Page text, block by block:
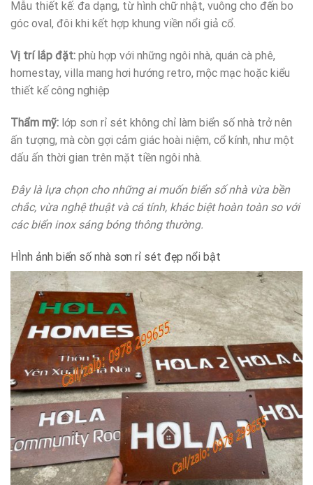
Mẫu thiết kế: đa dạng, từ hình chữ nhật, vuông cho đến bo
góc oval, đôi khi kết hợp khung viền nổi giả cổ.
Vị trí lắp đặt: phù hợp với những ngôi nhà, quán cà phê,
homestay, villa mang hơi hướng retro, mộc mạc hoặc kiểu
thiết kế công nghiệp
Thẩm mỹ: lớp sơn rỉ sét không chỉ làm biển số nhà trở nên
ấn tượng, mà còn gợi cảm giác hoài niệm, cổ kính, như một
dấu ấn thời gian trên mặt tiền ngôi nhà.
Đây là lựa chọn cho những ai muốn biển số nhà vừa bền
chắc, vừa nghệ thuật và cá tính, khác biệt hoàn toàn so với
các biển inox sáng bóng thông thường.
HÌnh ảnh biển số nhà sơn rỉ sét đẹp nổi bật